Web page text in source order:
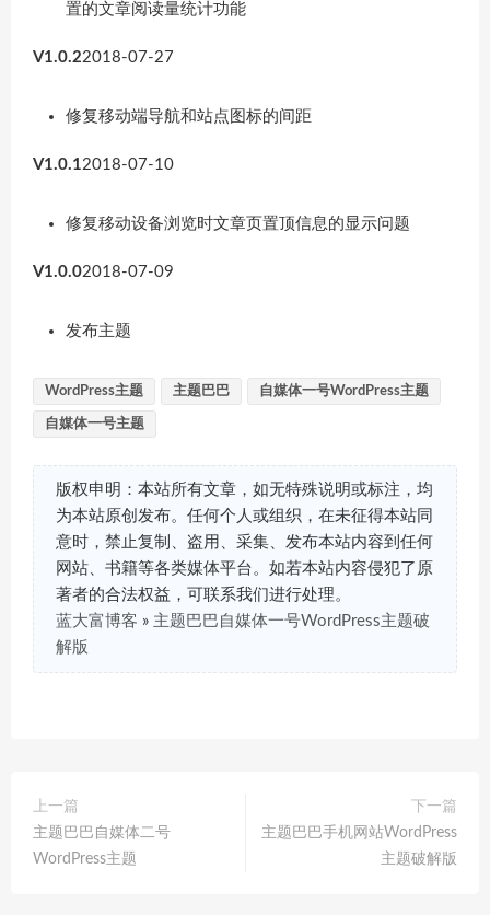
置的文章阅读量统计功能
V1.0.22018-07-27
修复移动端导航和站点图标的间距
V1.0.12018-07-10
修复移动设备浏览时文章页置顶信息的显示问题
V1.0.02018-07-09
发布主题
WordPress主题 主题巴巴 自媒体一号WordPress主题
自媒体一号主题
版权申明：本站所有文章，如无特殊说明或标注，均
为本站原创发布。任何个人或组织，在未征得本站同
意时，禁止复制、盗用、采集、发布本站内容到任何
网站、书籍等各类媒体平台。如若本站内容侵犯了原
著者的合法权益，可联系我们进行处理。
蓝大富博客 » 主题巴巴自媒体一号WordPress主题破
解版
上一篇
主题巴巴自媒体二号
WordPress主题
下一篇
主题巴巴手机网站WordPress
主题破解版